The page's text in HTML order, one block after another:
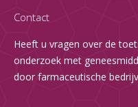
Contact
Heeft u vragen over de
onderzoek met
door farmaceutische